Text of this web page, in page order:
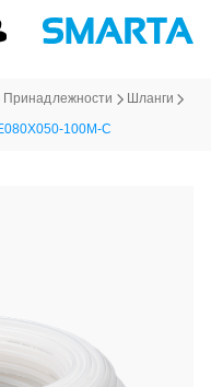
Принадлежности
Шланги
100M-C